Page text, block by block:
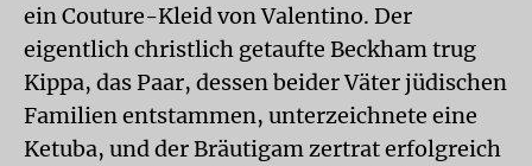
ein Couture-Kleid von Valentino. Der
eigentlich christlich getaufte Beckham trug
Kippa, das Paar, dessen beider Väter jüdischen
Familien entstammen, unterzeichnete eine
Ketuba, und der Bräutigam zertrat erfolgreich